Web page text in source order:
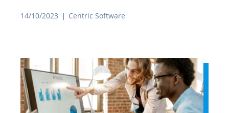
14/10/2023 Centric Software